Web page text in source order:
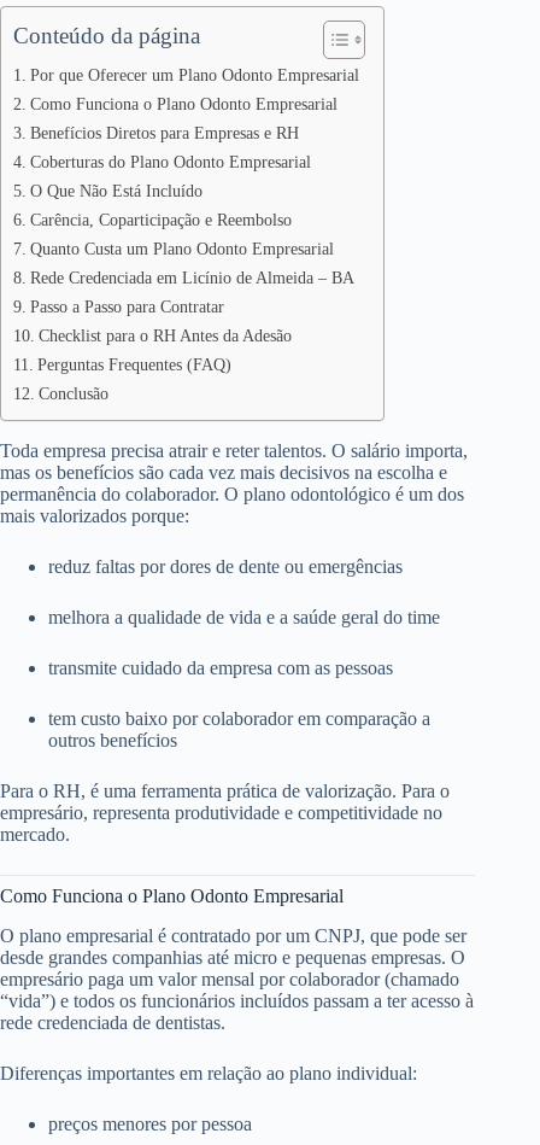
Conteúdo da página
Por que Oferecer um Plano Odonto Empresarial
Como Funciona o Plano Odonto Empresarial
Benefícios Diretos para Empresas e RH
Coberturas do Plano Odonto Empresarial
O Que Não Está Incluído
Carência, Coparticipação e Reembolso
Quanto Custa um Plano Odonto Empresarial
Rede Credenciada em Licínio de Almeida – BA
Passo a Passo para Contratar
Checklist para o RH Antes da Adesão
Perguntas Frequentes (FAQ)
Conclusão
Toda empresa precisa atrair e reter talentos. O salário importa,
mas os benefícios são cada vez mais decisivos na escolha e
permanência do colaborador. O plano odontológico é um dos
mais valorizados porque:
reduz faltas por dores de dente ou emergências
melhora a qualidade de vida e a saúde geral do time
transmite cuidado da empresa com as pessoas
tem custo baixo por colaborador em comparação a
outros benefícios
Para o RH, é uma ferramenta prática de valorização. Para o
empresário, representa produtividade e competitividade no
mercado.
Como Funciona o Plano Odonto Empresarial
O plano empresarial é contratado por um CNPJ, que pode ser
desde grandes companhias até micro e pequenas empresas. O
empresário paga um valor mensal por colaborador (chamado
“vida”) e todos os funcionários incluídos passam a ter acesso à
rede credenciada de dentistas.
Diferenças importantes em relação ao plano individual:
preços menores por pessoa